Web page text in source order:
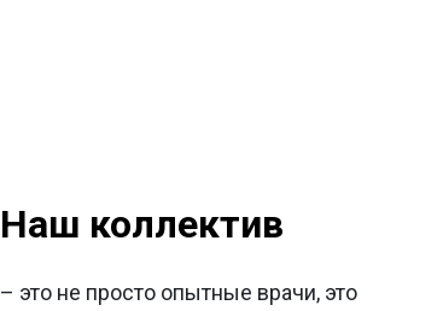
Наш коллектив
– это не просто опытные врачи, это